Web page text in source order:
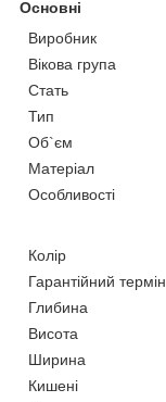
Основні
Виробник
Вікова група
Стать
Тип
Об`єм
Матеріал
Особливості
Колір
Гарантійний термін
Глибина
Висота
Ширина
Кишені